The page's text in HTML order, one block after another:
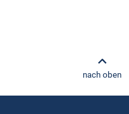
nach oben